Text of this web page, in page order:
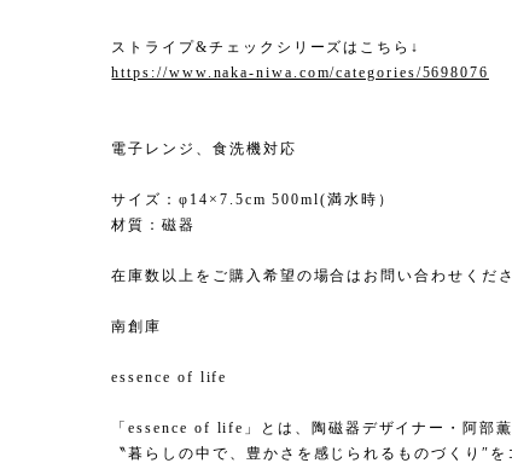
ストライプ&チェックシリーズはこちら↓
https://www.naka-niwa.com/categories/5698076
電子レンジ、食洗機対応
サイズ：φ14×7.5cm 500ml(満水時）
材質：磁器
在庫数以上をご購入希望の場合はお問い合わせくだ
南創庫
essence of life
「essence of life」とは、陶磁器デザイナー・阿部
〝暮らしの中で、豊かさを感じられるものづくり″